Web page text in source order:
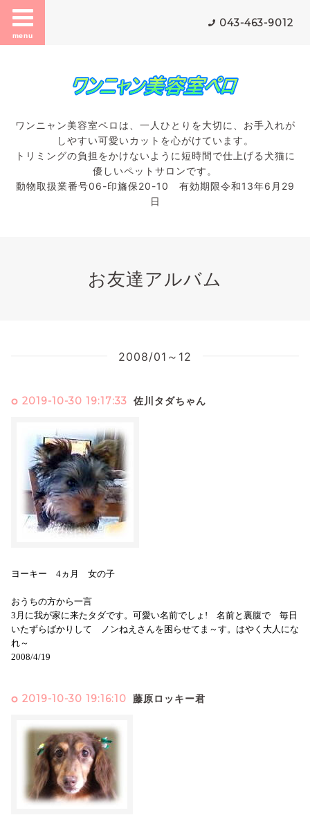
menu
043-463-9012
ワンニャン美容室ペロは、一人ひとりを大切に、お手入れが
しやすい可愛いカットを心がけています。
トリミングの負担をかけないように短時間で仕上げる犬猫に
優しいペットサロンです。
動物取扱業番号06-印旛保20-10 有効期限令和13年6月29
日
お友達アルバム
2008/01～12
2019-10-30 19:17:33 佐川タダちゃん
ヨーキー 4ヵ月 女の子
おうちの方から一言
3月に我が家に来たタダです。可愛い名前でしょ! 名前と裏腹で 毎日
いたずらばかりして ノンねえさんを困らせてま～す。はやく大人にな
れ～
2008/4/19
2019-10-30 19:16:10 藤原ロッキー君